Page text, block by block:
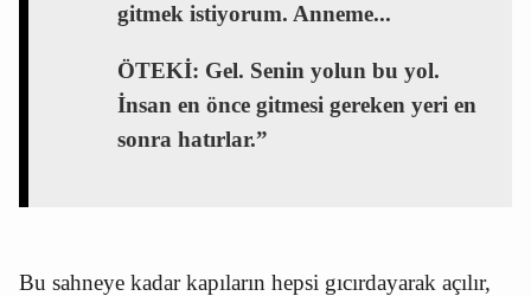
gitmek istiyorum. Anneme...
ÖTEKİ: Gel. Senin yolun bu yol.
İnsan en önce gitmesi gereken yeri en
sonra hatırlar.”
Bu sahneye kadar kapıların hepsi gıcırdayarak açılır,